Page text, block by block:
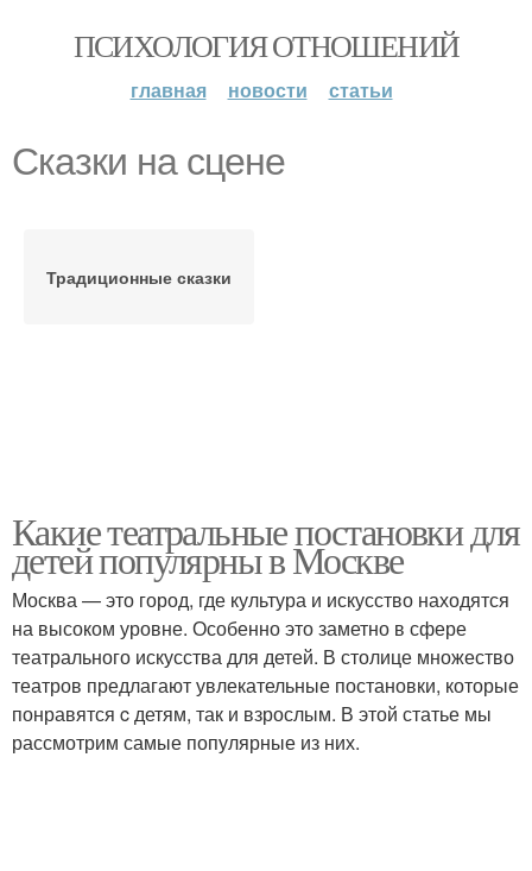
ПСИХОЛОГИЯ ОТНОШЕНИЙ
главная новости статьи
Сказки на сцене
Традиционные сказки
Какие театральные постановки для
детей популярны в Москве
Москва — это город, где культура и искусство находятся
на высоком уровне. Особенно это заметно в сфере
театрального искусства для детей. В столице множество
театров предлагают увлекательные постановки, которые
понравятся c детям, так и взрослым. В этой статье мы
рассмотрим самые популярные из них.